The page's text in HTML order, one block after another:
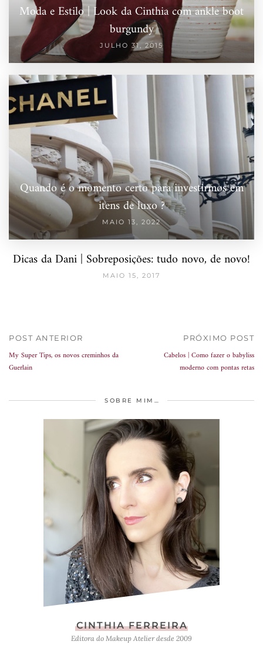
Moda e Estilo | Look da Cinthia com ankle boot
burgundy
JULHO 31, 2015
Quando é o momento certo para investirmos em
itens de luxo ?
MAIO 13, 2022
Dicas da Dani | Sobreposições: tudo novo, de novo!
MAIO 15, 2017
POST ANTERIOR
My Super Tips, os novos creminhos da
Guerlain
PRÓXIMO POST
Cabelos | Como fazer o babyliss
moderno com pontas retas
SOBRE MIM…
CINTHIA FERREIRA
Editora do Makeup Atelier desde 2009